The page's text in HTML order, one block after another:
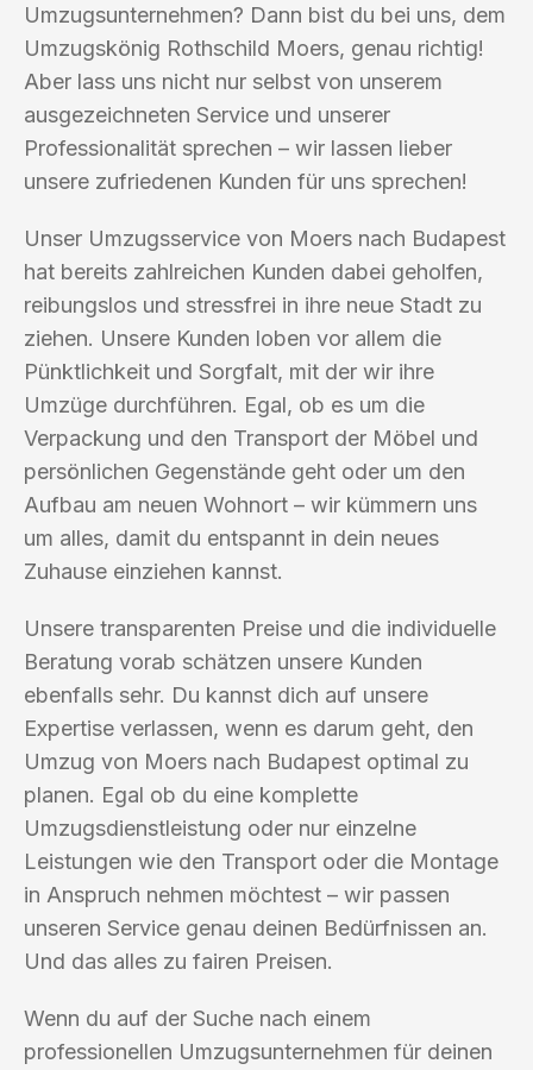
Umzugsunternehmen? Dann bist du bei uns, dem
Umzugskönig Rothschild Moers, genau richtig!
Aber lass uns nicht nur selbst von unserem
ausgezeichneten Service und unserer
Professionalität sprechen – wir lassen lieber
unsere zufriedenen Kunden für uns sprechen!
Unser Umzugsservice von Moers nach Budapest
hat bereits zahlreichen Kunden dabei geholfen,
reibungslos und stressfrei in ihre neue Stadt zu
ziehen. Unsere Kunden loben vor allem die
Pünktlichkeit und Sorgfalt, mit der wir ihre
Umzüge durchführen. Egal, ob es um die
Verpackung und den Transport der Möbel und
persönlichen Gegenstände geht oder um den
Aufbau am neuen Wohnort – wir kümmern uns
um alles, damit du entspannt in dein neues
Zuhause einziehen kannst.
Unsere transparenten Preise und die individuelle
Beratung vorab schätzen unsere Kunden
ebenfalls sehr. Du kannst dich auf unsere
Expertise verlassen, wenn es darum geht, den
Umzug von Moers nach Budapest optimal zu
planen. Egal ob du eine komplette
Umzugsdienstleistung oder nur einzelne
Leistungen wie den Transport oder die Montage
in Anspruch nehmen möchtest – wir passen
unseren Service genau deinen Bedürfnissen an.
Und das alles zu fairen Preisen.
Wenn du auf der Suche nach einem
professionellen Umzugsunternehmen für deinen